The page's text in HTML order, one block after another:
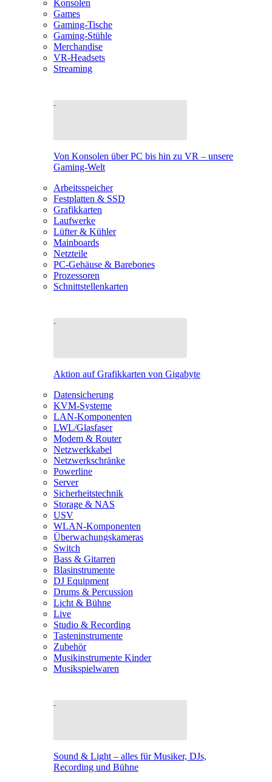
Konsolen
Games
Gaming-Tische
Gaming-Stühle
Merchandise
VR-Headsets
Streaming
Von Konsolen über PC bis hin zu VR – unsere
Gaming-Welt
Arbeitsspeicher
Festplatten & SSD
Grafikkarten
Laufwerke
Lüfter & Kühler
Mainboards
Netzteile
PC-Gehäuse & Barebones
Prozessoren
Schnittstellenkarten
Aktion auf Grafikkarten von Gigabyte
Datensicherung
KVM-Systeme
LAN-Komponenten
LWL/Glasfaser
Modem & Router
Netzwerkkabel
Netzwerkschränke
Powerline
Server
Sicherheitstechnik
Storage & NAS
USV
WLAN-Komponenten
Überwachungskameras
Switch
Bass & Gitarren
Blasinstrumente
DJ Equipment
Drums & Percussion
Licht & Bühne
Live
Studio & Recording
Tasteninstrumente
Zubehör
Musikinstrumente Kinder
Musikspielwaren
Sound & Light – alles für Musiker, DJs,
Recording und Bühne